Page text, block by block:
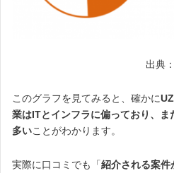
出典：
このグラフを見てみると、確かに
業はITとインフラに偏っており、ま
多いことがわかります。
実際に口コミでも「紹介される案件